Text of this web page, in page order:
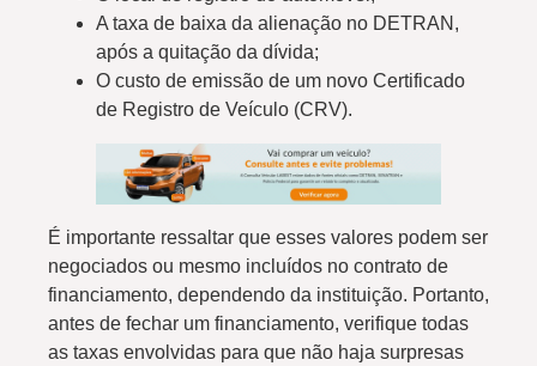
A taxa de baixa da alienação no DETRAN,
após a quitação da dívida;
O custo de emissão de um novo Certificado
de Registro de Veículo (CRV).
É importante ressaltar que esses valores podem ser
negociados ou mesmo incluídos no contrato de
financiamento, dependendo da instituição. Portanto,
antes de fechar um financiamento, verifique todas
as taxas envolvidas para que não haja surpresas